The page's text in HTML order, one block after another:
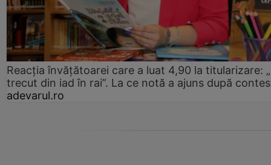
Reacția învățătoarei care a luat 4,90 la titularizare:
trecut din iad în rai”. La ce notă a ajuns după
adevarul.ro